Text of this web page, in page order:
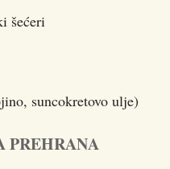
šećeri
suncokretovo ulje)
PREHRANA